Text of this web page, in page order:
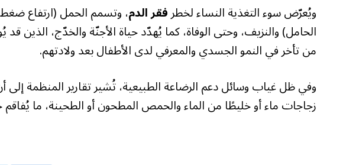
ويُعرّض سوء التغذية النساء لخطرفقر الدم، وتسمم الحمل (ارتفاع
الحامل) والنزيف، وحتى الوفاة، كما يُهدّد حياة الأجنّة والخدّج، الذين
من تأخر في النمو الجسدي والمعرفي لدى الأطفال بعد ولادتهم.
وفي ظل غياب وسائل دعم الرضاعة الطبيعية، تُشير تقارير المنظمة
زجاجات ماء أو خليطًا من الماء والحمص المطحون أو الطحينة، ما يُفاقم